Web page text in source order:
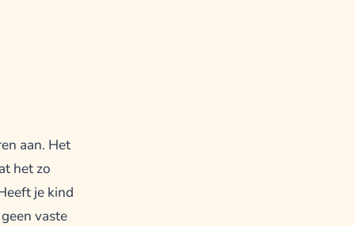
aan. Het
het zo
je kind
vaste